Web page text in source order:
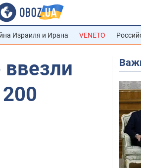
Израиля и Ирана VENETO
ввезли